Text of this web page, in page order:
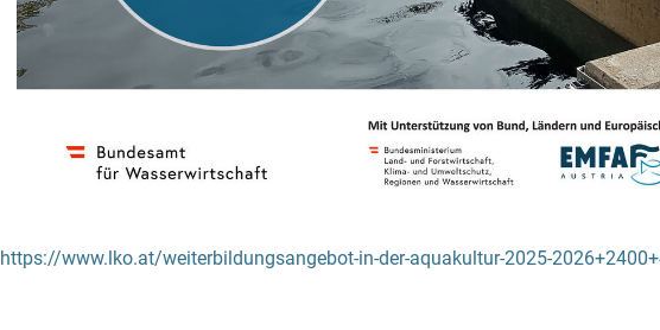
https://www.lko.at/weiterbildungsangebot-in-der-aquakultur-2025-